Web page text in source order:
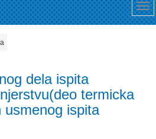
dela ispita
termicka
usmenog ispita